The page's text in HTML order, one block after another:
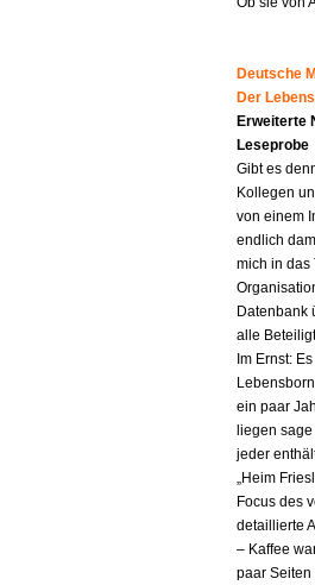
Deutsche
Der
Erweiterte
Leseprobe
Gibt es
Kollegen
von einem
endlich
mich in das
Datenbank
alle
Im Ernst:
ein paar
liegen
jeder
„Heim
Focus des
detaillierte
– Kaffee
paar